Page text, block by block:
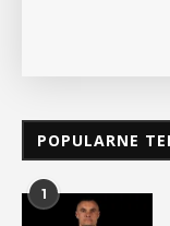
POPULARNE
1